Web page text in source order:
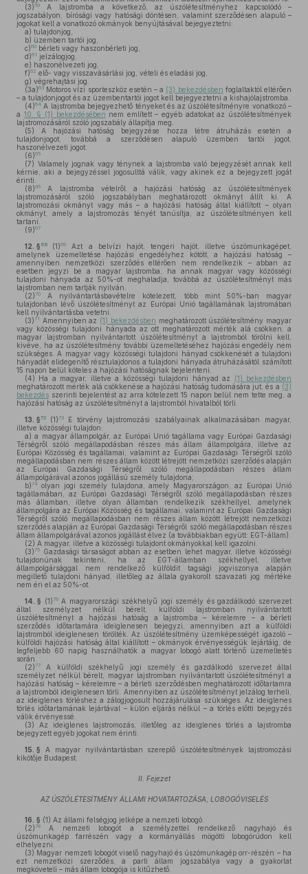
(3)59
A lajstromba a következő, az úszólétesítményhez kapcsolódó –
jogszabályon, bírósági vagy hatósági döntésen, valamint szerződésen alapuló –
jogokat kell a vonatkozó okmányok benyújtásával bejegyeztetni:
a) tulajdonjog,
b) üzemben tartói jog,
c)60 bérleti vagy haszonbérleti jog,
d)61 jelzálogjog,
e) haszonélvezeti jog,
f)62 elő- vagy visszavásárlási jog, vételi és eladási jog,
g) végrehajtási jog.
(3a)63 Motoros vízi sporteszköz esetén – a (3) bekezdésben foglaltaktól eltérően
– a tulajdonjogot és az üzembentartói jogot kell bejegyeztetni a kishajólajstromba.
(4)64 A lajstromba bejegyezhető tényeket és az úszólétesítményre vonatkozó –
a 10. § (1) bekezdésében nem említett – egyéb adatokat az úszólétesítmények
lajstromozásáról szóló jogszabály állapítja meg.
(5) A hajózási hatóság bejegyzése hozza létre átruházás esetén a
tulajdonjogot, továbbá a szerződésen alapuló üzemben tartói jogot,
haszonélvezeti jogot.
(6)65
(7) Valamely jognak vagy ténynek a lajstromba való bejegyzését annak kell
kérnie, aki a bejegyzéssel jogosulttá válik, vagy akinek ez a bejegyzett jogát
érinti.
(8)66
A lajstromba vételről a hajózási hatóság az úszólétesítmények
lajstromozásáról szóló jogszabályban meghatározott okmányt állít ki. A
lajstromozási okmányt vagy más – a hajózási hatóság által kiállított – olyan
okmányt, amely a lajstromozás tényét tanúsítja, az úszólétesítményen kell
tartani.
(9)67
12. § 68 (1)69
Azt a belvízi hajót, tengeri hajót, illetve úszómunkagépet,
amelynek üzemeltetése hajózási engedélyhez kötött, a hajózási hatóság –
amennyiben nemzetközi szerződés eltérően nem rendelkezik – abban az
esetben jegyzi be a magyar lajstromba, ha annak magyar vagy közösségi
tulajdoni hányada az 50%-ot meghaladja, továbbá az úszólétesítményt más
lajstromban nem tartják nyilván.
(2)70
A nyilvántartásbavételre kötelezett, több mint 50%-ban magyar
tulajdonban lévő úszólétesítményt az Európai Unió tagállamának lajstromában
kell nyilvántartásba vetetni.
(3)71 Amennyiben az (1) bekezdésben meghatározott úszólétesítmény magyar
vagy közösségi tulajdoni hányada az ott meghatározott mérték alá csökken, a
magyar lajstromban nyilvántartott úszólétesítményt a lajstromból törölni kell,
kivéve, ha az úszólétesítmény további üzemeltetéséhez hajózási engedély nem
szükséges. A magyar vagy közösségi tulajdoni hányad csökkenését a tulajdoni
hányadát elidegenítő résztulajdonos a tulajdoni hányada átruházásától számított
15 napon belül köteles a hajózási hatóságnak bejelenteni.
(4) Ha a magyar, illetve a közösségi tulajdoni hányad az
(1) bekezdésben
meghatározott mérték alá csökkenése a hajózási hatóság tudomására jut, és a (3)
bekezdés szerinti bejelentést az arra kötelezett 15 napon belül nem tette meg, a
hajózási hatóság az úszólétesítményt a lajstromból hivatalból törli.
13. §72 (1)73E törvény lajstromozási szabályainak alkalmazásában magyar,
illetve közösségi tulajdon:
a) a magyar állampolgár, az Európai Unió tagállama vagy Európai Gazdasági
Térségről szóló megállapodásban részes más állam állampolgára, illetve az
Európai Közösség és tagállamai, valamint az Európai Gazdasági Térségről szóló
megállapodásban nem részes állam között létrejött nemzetközi szerződés alapján
az Európai Gazdasági Térségről szóló megállapodásban részes állam
állampolgárával azonos jogállású személy tulajdona;
b)74 olyan jogi személy tulajdona, amely Magyarországon, az Európai Unió
tagállamában, az Európai Gazdasági Térségről szóló megállapodásban részes
más államban, illetve olyan államban rendelkezik székhellyel, amelynek
állampolgára az Európai Közösség és tagállamai, valamint az Európai Gazdasági
Térségről szóló megállapodásban nem részes állam között létrejött nemzetközi
szerződés alapján az Európai Gazdasági Térségről szóló megállapodásban részes
állam állampolgárával azonos jogállást élvez (a továbbiakban együtt: EGT-állam).
(2) A magyar, illetve a közösségi tulajdont okmányokkal kell igazolni.
(3)75
Gazdasági társaságot abban az esetben lehet magyar, illetve közösségi
tulajdonúnak tekinteni, ha az EGT-államban székhellyel, illetve
állampolgársággal nem rendelkező külföldit tagsági jogviszonya alapján
megillető tulajdoni hányad, illetőleg az általa gyakorolt szavazati jog mértéke
nem éri el az 50%-ot.
14. § (1)76A magyarországi székhelyű jogi személy és gazdálkodó szervezet
által személyzet nélkül bérelt, külföldi lajstromban nyilvántartott
úszólétesítményt a hajózási hatóság a lajstromba – kérelemre – a bérleti
szerződés időtartamára ideiglenesen bejegyzi, amennyiben azt a külföldi
lajstromból ideiglenesen törölték. Az úszólétesítmény üzemképességét igazoló –
külföldi hajózási hatóság által kiállított – okmányok érvényességük lejártáig, de
legfeljebb 60 napig használhatók a magyar lobogó alatt történő üzemeltetés
során.
(2)77
A külföldi székhelyű jogi személy és gazdálkodó szervezet által
személyzet nélkül bérelt, magyar lajstromban nyilvántartott úszólétesítményt a
hajózási hatóság – kérelemre – a bérleti szerződésben meghatározott időtartamra
a lajstromból ideiglenesen törli. Amennyiben az úszólétesítményt jelzálog terheli,
az ideiglenes törléshez a zálogjogosult hozzájárulása szükséges. Az ideiglenes
törlés időtartamának lejártával – külön eljárás nélkül – a törlés előtti bejegyzés
válik érvényessé.
(3) Az ideiglenes lajstromozás, illetőleg az ideiglenes törlés a lajstromba
bejegyzett egyéb jogokat nem érinti.
15. § A magyar nyilvántartásban szereplő úszólétesítmények lajstromozási
kikötője Budapest.
II. Fejezet
AZ ÚSZÓLÉTESÍTMÉNY ÁLLAMI HOVATARTOZÁSA, LOBOGÓVISELÉS
16. § (1) Az állami felségjog jelképe a nemzeti lobogó.
(2)78
A nemzeti lobogót a személyzettel rendelkező nagyhajó és
úszómunkagép farrészén vagy a kormányállás mögötti lobogórúdon kell
elhelyezni.
(3) Magyar nemzeti lobogót viselő nagyhajó és úszómunkagép orr-részén – ha
ezt nemzetközi szerződés, a parti állam jogszabálya vagy a gyakorlat
megköveteli – más állam lobogója is kitűzhető.